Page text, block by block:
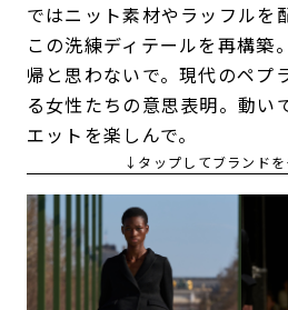
ではニット素材やラッフルを
この洗練ディテールを再構築
帰と思わないで。現代のペプ
る女性たちの意思表明。動い
エットを楽しんで。
↓タップしてブランド